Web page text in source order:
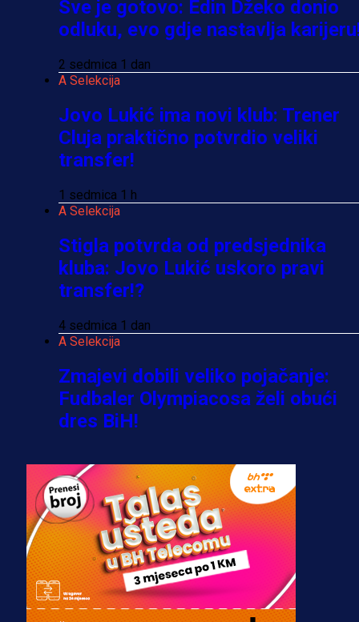
Sve je gotovo: Edin Džeko donio
odluku, evo gdje nastavlja
2 sedmica 1 dan
A Selekcija
Jovo Lukić ima novi klub: Trener
Cluja praktično potvrdio veliki
transfer!
1 sedmica 1 h
A Selekcija
Stigla potvrda od predsjednika
kluba: Jovo Lukić uskoro pravi
transfer!?
4 sedmica 1 dan
A Selekcija
Zmajevi dobili veliko pojačanje:
Fudbaler Olympiacosa želi obući
dres BiH!
Premijer liga BiH
Misimović priveden: SIPA ga tereti
za pranje novca, pretresaju
prostorije FK Borac!
2 sedmica 3 dan
Reprezentacije